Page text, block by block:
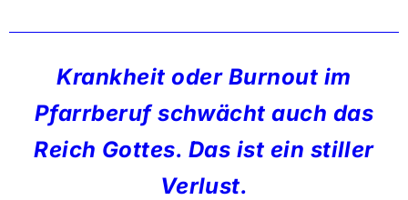
Krankheit oder Burnout im
Pfarrberuf schwächt auch das
Reich Gottes. Das ist ein stiller
Verlust.